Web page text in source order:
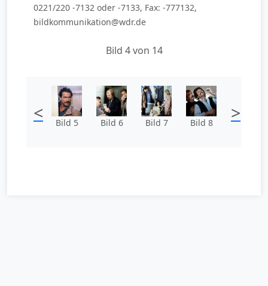
0221/220 -7132 oder -7133, Fax: -777132,
bildkommunikation@wdr.de
Bild 4 von 14
< Bild 5 Bild 6 Bild 7 Bild 8 >